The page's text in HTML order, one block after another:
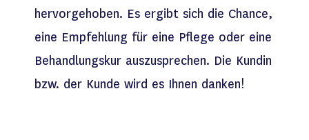
hervorgehoben. Es ergibt sich die Chance,
eine Empfehlung für eine Pflege oder eine
Behandlungskur auszusprechen. Die Kundin
bzw. der Kunde wird es Ihnen danken!